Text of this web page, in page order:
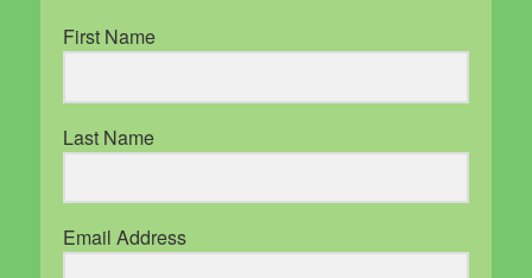
First Name
Last Name
Email Address